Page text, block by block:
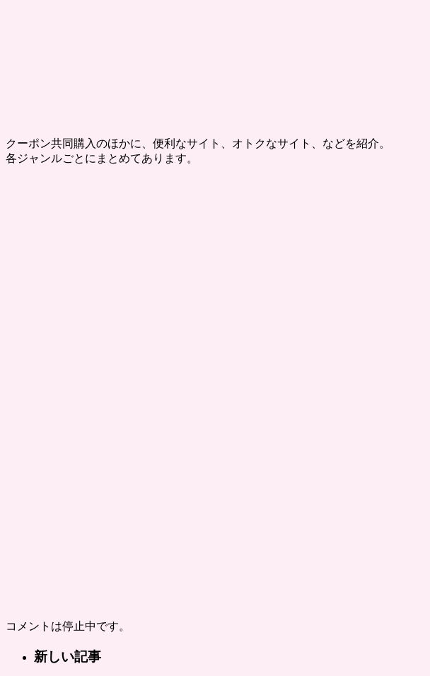
クーポン共同購入のほかに、便利なサイト、オトクなサイト、などを紹介。
各ジャンルごとにまとめてあります。
コメントは停止中です。
新しい記事